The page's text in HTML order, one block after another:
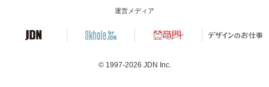
運営メディア
© 1997-2026 JDN Inc.